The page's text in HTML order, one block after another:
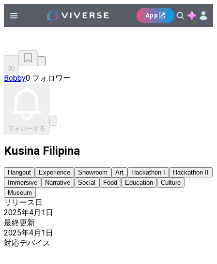
App
30
Bobby0 フォロワー
フォローする
Kusina Filipina
Hangout Experience Showroom Art Hackathon I
Hackathon II
Immersive
Narrative Social Food Education
Culture
Museum
リリース日
2025年4月1日
最終更新
2025年4月1日
対応デバイス